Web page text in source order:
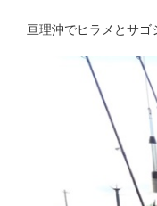
亘理沖でヒラメとサゴ